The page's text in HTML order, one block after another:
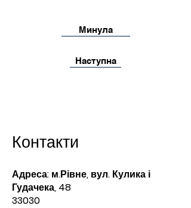
Минула
Наступна
Контакти
Адреса: м.Рівне, вул. Кулика і
Гудачека, 48
33030